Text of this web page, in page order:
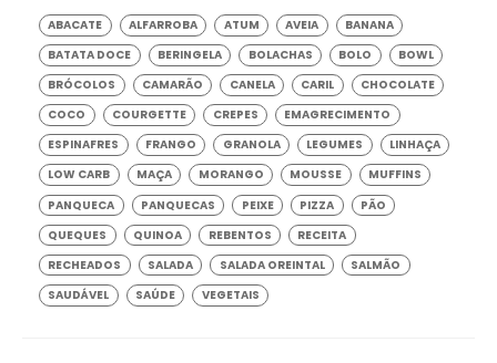
ABACATE ALFARROBA ATUM AVEIA
BANANA
BATATA DOCE
BERINGELA BOLACHAS BOLO
BOWL
BRÓCOLOS
CAMARÃO CANELA CARIL
CHOCOLATE
COCO
COURGETTE CREPES
EMAGRECIMENTO
ESPINAFRES
FRANGO GRANOLA LEGUMES
LINHAÇA
LOW CARB
MAÇA MORANGO MOUSSE
MUFFINS
PANQUECA
PANQUECAS PEIXE PIZZA
PÃO
QUEQUES
QUINOA REBENTOS
RECEITA
RECHEADOS
SALADA SALADA OREINTAL
SALMÃO
SAUDÁVEL
SAÚDE VEGETAIS